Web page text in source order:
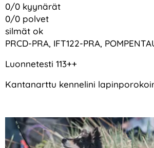
0/0 kyynärät
0/0 polvet
silmät ok
PRCD-PRA, IFT122-PRA,
Luonnetesti 113++
Kantanarttu kennelini